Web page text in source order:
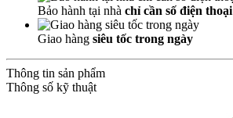
Bảo hành tại nhà chỉ cần số điện thoại
Giao hàng siêu tốc trong ngày
Thông tin sản phẩm
Thông số kỹ thuật